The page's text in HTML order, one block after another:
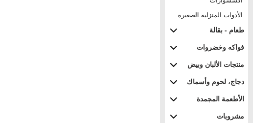
الأدوات المنزلية الصغيرة
طعام - بقالة
فواكه وخضروات
منتجات الألبان وبيض
دجاج، لحوم وأسماك
الأطعمة المجمدة
مشروبات